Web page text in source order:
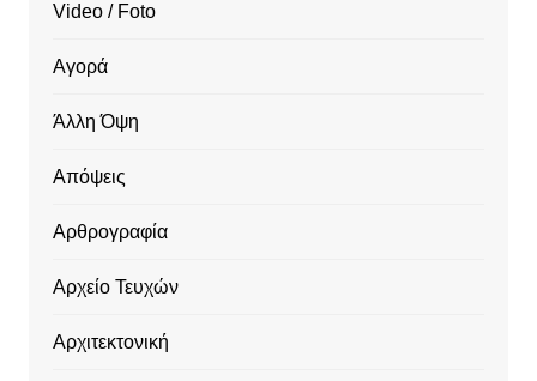
Video / Foto
Αγορά
Άλλη Όψη
Απόψεις
Αρθρογραφία
Αρχείο Τευχών
Αρχιτεκτονική